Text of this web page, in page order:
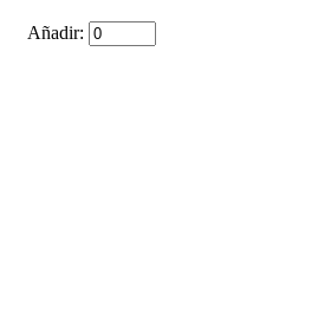
Añadir: